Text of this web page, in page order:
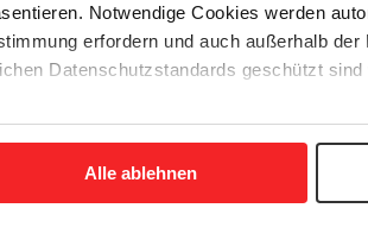
Notwendige Cookies werden
erfordern und auch außerhalb
Datenschutzstandards geschützt sind
Einwilligung erteilen Sie mit "Alle
Alle ablehnen
Wir sind echte eTourismus Spezialisten und